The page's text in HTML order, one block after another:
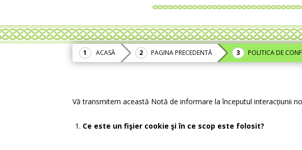
ACASĂ PAGINA PRECEDENTĂ POLITICA DE
Vă transmitem această Notă de informare la începutul interacțiunii
Ce este un fişier cookie şi în ce scop este folosit?